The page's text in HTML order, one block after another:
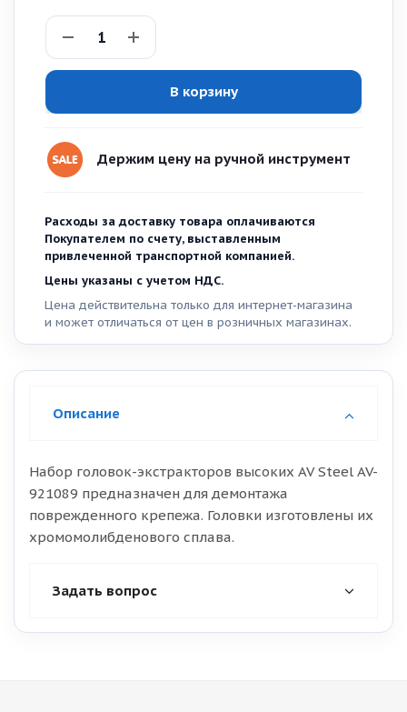
В корзину
Держим цену на ручной инструмент
Расходы за доставку товара оплачиваются
Покупателем по счету, выставленным
привлеченной транспортной компанией.
Цены указаны с учетом НДС.
Цена действительна только для интернет-магазина
и может отличаться от цен в розничных магазинах.
Описание
Набор головок-экстракторов высоких AV Steel AV-
921089 предназначен для демонтажа
поврежденного крепежа. Головки изготовлены их
хромомолибденового сплава.
Задать вопрос